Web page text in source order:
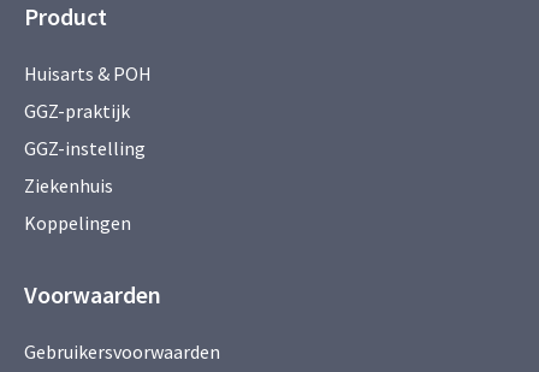
Product
Huisarts & POH
GGZ-praktijk
GGZ-instelling
Ziekenhuis
Koppelingen
Voorwaarden
Gebruikersvoorwaarden